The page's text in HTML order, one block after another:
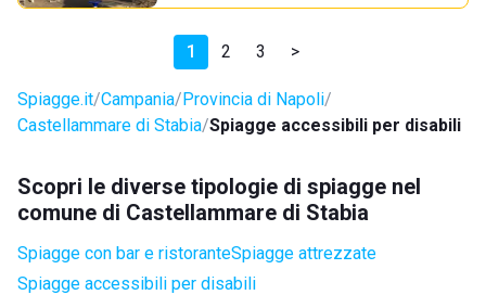
1 2 3 >
Spiagge.it Campania Provincia di Napoli
Castellammare di Stabia Spiagge accessibili per disabili
Scopri le diverse tipologie di spiagge nel
comune di Castellammare di Stabia
Spiagge con bar e ristoranteSpiagge attrezzate
Spiagge accessibili per disabili